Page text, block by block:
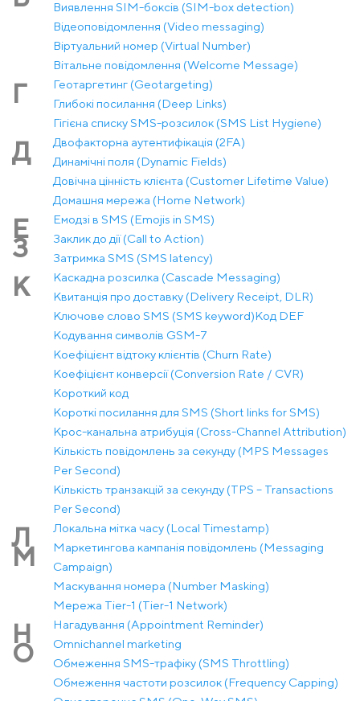
Виявлення SIM-боксів (SIM-box detection)
Відеоповідомлення (Video messaging)
Віртуальний номер (Virtual Number)
Вітальне повідомлення (Welcome Message)
Г
Геотаргетинг (Geotargeting)
Глибокі посилання (Deep Links)
Гігієна списку SMS-розсилок (SMS List Hygiene)
Д
Двофакторна аутентифікація (2FA)
Динамічні поля (Dynamic Fields)
Довічна цінність клієнта (Customer Lifetime Value)
Домашня мережа (Home Network)
Е Емодзі в SMS (Emojis in SMS)
З
Заклик до дії (Call to Action)
Затримка SMS (SMS latency)
К
Каскадна розсилка (Cascade Messaging)
Квитанція про доставку (Delivery Receipt, DLR)
Ключове слово SMS (SMS keyword)Код DEF
Кодування символів GSM-7
Коефіцієнт відтоку клієнтів (Churn Rate)
Коефіцієнт конверсії (Conversion Rate / CVR)
Короткий код
Короткі посилання для SMS (Short links for SMS)
Крос-канальна атрибуція (Cross-Channel Attribution)
Кількість повідомлень за секунду (MPS Messages
Per Second)
Кількість транзакцій за секунду (TPS – Transactions
Per Second)
Л Локальна мітка часу (Local Timestamp)
М
Маркетингова кампанія повідомлень (Messaging
Campaign)
Маскування номера (Number Masking)
Мережа Tier-1 (Tier-1 Network)
Н Нагадування (Appointment Reminder)
О
Оmnichannel marketing
Обмеження SMS-трафіку (SMS Throttling)
Обмеження частоти розсилок (Frequency Capping)